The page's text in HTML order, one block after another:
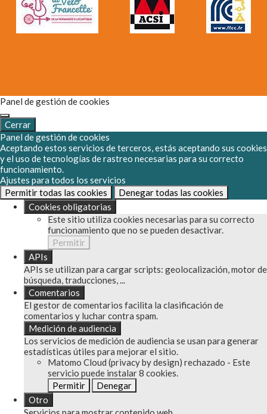
Panel de gestión de cookies
Cerrar
Panel de gestión de cookies
Aceptando estos servicios de terceros, estás aceptando sus cookies
y el uso de tecnologías de rastreo necesarias para su correcto
funcionamiento.
Ajustes para todos los servicios
Permitir todas las cookies
Denegar todas las cookies
Cookies obligatorias
Este sitio utiliza cookies necesarias para su correcto
funcionamiento que no se pueden desactivar.
Permitir
APIs
APIs se utilizan para cargar scripts: geolocalización, motor de
búsqueda, traducciones, ...
Comentarios
El gestor de comentarios facilita la clasificación de
comentarios y luchar contra spam.
Medición de audiencia
Los servicios de medición de audiencia se usan para generar
estadísticas útiles para mejorar el sitio.
Matomo Cloud (privacy by design) rechazado - Este
servicio puede instalar 8 cookies.
Permitir
Denegar
Otro